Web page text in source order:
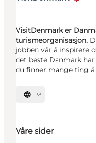
VisitDenmark er
turismeorganisasjon.
jobben vår å inspirere
det beste Danmark
du finner mange ting å
Velg språk
Våre sider